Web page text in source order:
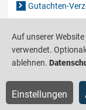
Gutachten-
Barrierefreiheit
Auf unserer
verwendet.
ablehnen.
Einstellungen